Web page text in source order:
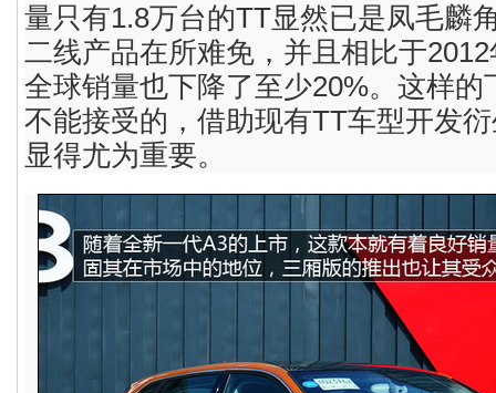
量只有1.8万台的TT显然已是凤毛麟
二线产品在所难免，并且相比于
全球销量也下降了至少20%。这样的
不能接受的，借助现有TT车型开发
显得尤为重要。